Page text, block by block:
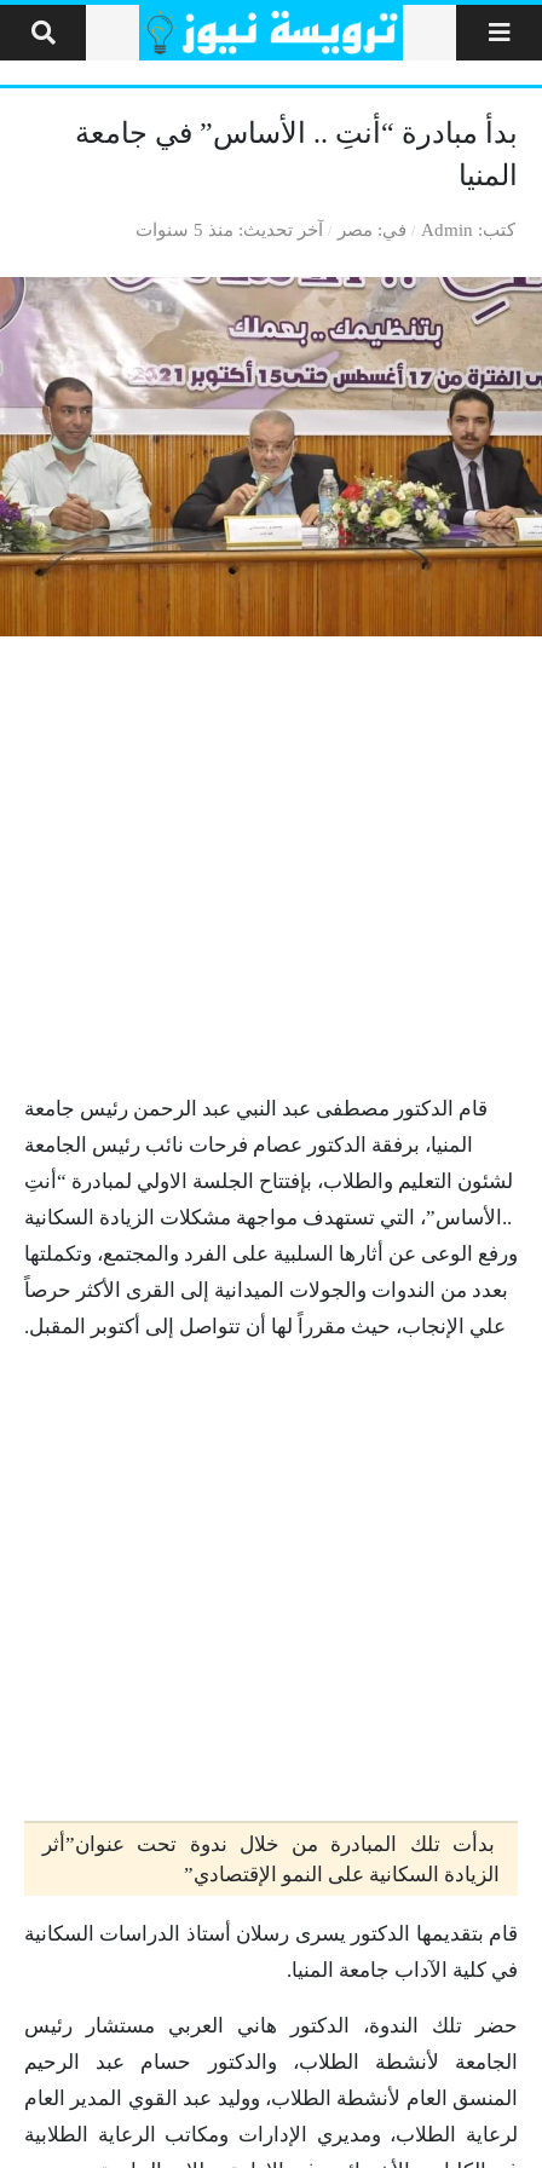
التخطي إلى المحتوى
بدأ مبادرة “أنتِ .. الأساس” في جامعة
المنيا
كتب Admin في مصر آخر تحديث منذ 5 سنوات
قام الدكتور مصطفى عبد النبي عبد الرحمن رئيس جامعة
المنيا، برفقة الدكتور عصام فرحات نائب رئيس الجامعة
لشئون التعليم والطلاب، بإفتتاح الجلسة الاولي لمبادرة “أنتِ
..الأساس”، التي تستهدف مواجهة مشكلات الزيادة السكانية
ورفع الوعى عن أثارها السلبية على الفرد والمجتمع، وتكملتها
بعدد من الندوات والجولات الميدانية إلى القرى الأكثر حرصاً
علي الإنجاب، حيث مقرراً لها أن تتواصل إلى أكتوبر المقبل.
بدأت تلك المبادرة من خلال ندوة تحت عنوان”أثر
الزيادة السكانية على النمو الإقتصادي”
قام بتقديمها الدكتور يسرى رسلان أستاذ الدراسات السكانية
في كلية الآداب جامعة المنيا.
حضر تلك الندوة، الدكتور هاني العربي مستشار رئيس
الجامعة لأنشطة الطلاب، والدكتور حسام عبد الرحيم
المنسق العام لأنشطة الطلاب، ووليد عبد القوي المدير العام
لرعاية الطلاب، ومديري الإدارات ومكاتب الرعاية الطلابية